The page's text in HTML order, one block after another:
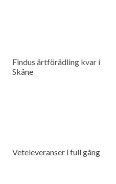
Findus ärtförädling kvar i
Skåne
Veteleveranser i full gång